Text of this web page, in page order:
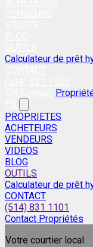
Calculateur de prêt
PROPRIETES
ACHETEURS
VENDEURS
VIDEOS
BLOG
OUTILS
Calculateur de prêt
CONTACT
(514) 831 1101
Contact Propriétés
Votre courtier local